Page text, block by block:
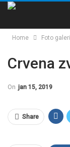
Home Foto
Crvena
On jan 15, 2019
Share